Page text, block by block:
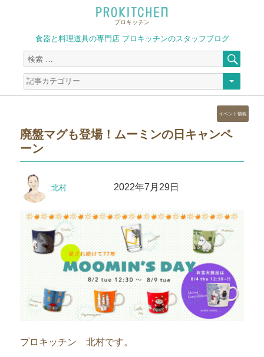
プロキッチン
食器と料理道具の専門店 プロキッチンのスタッフブログ
検
索
対
象:
索
廃盤マグも登場！ムーミンの日キャンペ
ーン
稿
北村 2022年7月29日
カ
テ
ゴ
ー
イベント情報
プロキッチン 北村です。